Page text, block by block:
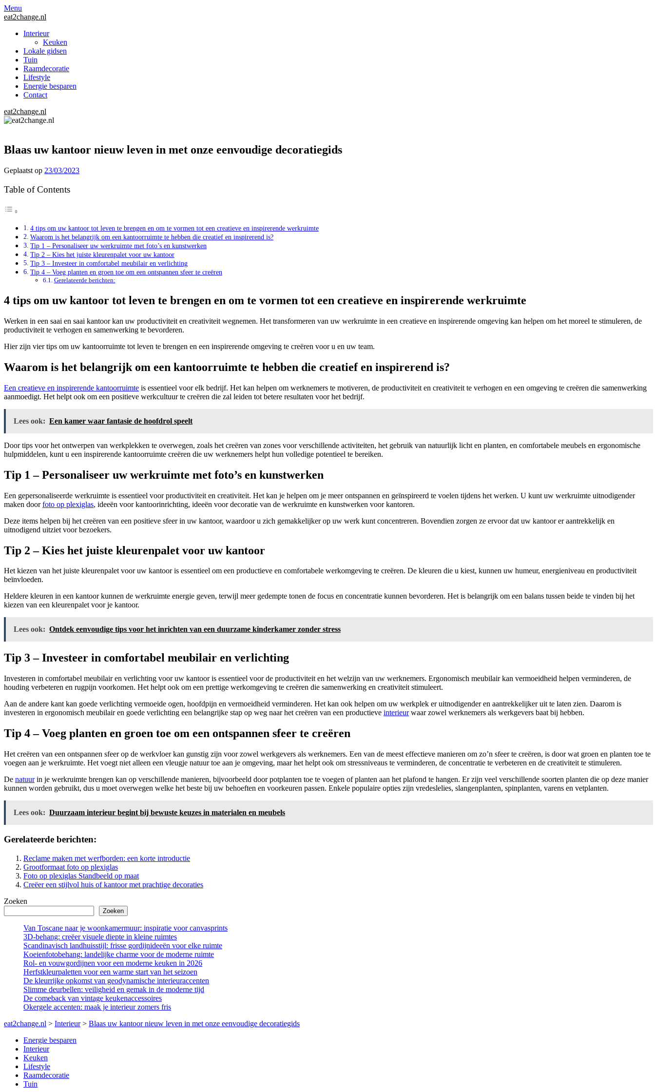
Menu
eat2change.nl
Interieur
Keuken
Lokale gidsen
Tuin
Raamdecoratie
Lifestyle
Energie besparen
Contact
eat2change.nl
Blaas uw kantoor nieuw leven in met onze eenvoudige decoratiegids
Geplaatst op 23/03/2023
Table of Contents
4 tips om uw kantoor tot leven te brengen en om te vormen tot een creatieve en inspirerende werkruimte
Waarom is het belangrijk om een kantoorruimte te hebben die creatief en inspirerend is?
Tip 1 – Personaliseer uw werkruimte met foto’s en kunstwerken
Tip 2 – Kies het juiste kleurenpalet voor uw kantoor
Tip 3 – Investeer in comfortabel meubilair en verlichting
Tip 4 – Voeg planten en groen toe om een ontspannen sfeer te creëren
Gerelateerde berichten:
4 tips om uw kantoor tot leven te brengen en om te vormen tot een creatieve en inspirerende werkruimte
Werken in een saai en saai kantoor kan uw productiviteit en creativiteit wegnemen. Het transformeren van uw werkruimte in een creatieve en inspirerende omgeving kan helpen om het moreel te stimuleren, de
productiviteit te verhogen en samenwerking te bevorderen.
Hier zijn vier tips om uw kantoorruimte tot leven te brengen en een inspirerende omgeving te creëren voor u en uw team.
Waarom is het belangrijk om een kantoorruimte te hebben die creatief en inspirerend is?
Een creatieve en inspirerende kantoorruimte is essentieel voor elk bedrijf. Het kan helpen om werknemers te motiveren, de productiviteit en creativiteit te verhogen en een omgeving te creëren die samenwerking
aanmoedigt. Het helpt ook om een positieve werkcultuur te creëren die zal leiden tot betere resultaten voor het bedrijf.
Lees ook: Een kamer waar fantasie de hoofdrol speelt
Door tips voor het ontwerpen van werkplekken te overwegen, zoals het creëren van zones voor verschillende activiteiten, het gebruik van natuurlijk licht en planten, en comfortabele meubels en ergonomische
hulpmiddelen, kunt u een inspirerende kantoorruimte creëren die uw werknemers helpt hun volledige potentieel te bereiken.
Tip 1 – Personaliseer uw werkruimte met foto’s en kunstwerken
Een gepersonaliseerde werkruimte is essentieel voor productiviteit en creativiteit. Het kan je helpen om je meer ontspannen en geïnspireerd te voelen tijdens het werken. U kunt uw werkruimte uitnodigender
maken doorfoto op plexiglas, ideeën voor kantoorinrichting, ideeën voor decoratie van de werkruimte en kunstwerken voor kantoren.
Deze items helpen bij het creëren van een positieve sfeer in uw kantoor, waardoor u zich gemakkelijker op uw werk kunt concentreren. Bovendien zorgen ze ervoor dat uw kantoor er aantrekkelijk en
uitnodigend uitziet voor bezoekers.
Tip 2 – Kies het juiste kleurenpalet voor uw kantoor
Het kiezen van het juiste kleurenpalet voor uw kantoor is essentieel om een productieve en comfortabele werkomgeving te creëren. De kleuren die u kiest, kunnen uw humeur, energieniveau en productiviteit
beïnvloeden.
Heldere kleuren in een kantoor kunnen de werkruimte energie geven, terwijl meer gedempte tonen de focus en concentratie kunnen bevorderen. Het is belangrijk om een balans tussen beide te vinden bij het
kiezen van een kleurenpalet voor je kantoor.
Lees ook: Ontdek eenvoudige tips voor het inrichten van een duurzame kinderkamer zonder stress
Tip 3 – Investeer in comfortabel meubilair en verlichting
Investeren in comfortabel meubilair en verlichting voor uw kantoor is essentieel voor de productiviteit en het welzijn van uw werknemers. Ergonomisch meubilair kan vermoeidheid helpen verminderen, de
houding verbeteren en rugpijn voorkomen. Het helpt ook om een prettige werkomgeving te creëren die samenwerking en creativiteit stimuleert.
Aan de andere kant kan goede verlichting vermoeide ogen, hoofdpijn en vermoeidheid verminderen. Het kan ook helpen om uw werkplek er uitnodigender en aantrekkelijker uit te laten zien. Daarom is
investeren in ergonomisch meubilair en goede verlichting een belangrijke stap op weg naar het creëren van een productieve interieurwaar zowel werknemers als werkgevers baat bij hebben.
Tip 4 – Voeg planten en groen toe om een ontspannen sfeer te creëren
Het creëren van een ontspannen sfeer op de werkvloer kan gunstig zijn voor zowel werkgevers als werknemers. Een van de meest effectieve manieren om zo’n sfeer te creëren, is door wat groen en planten toe te
voegen aan je werkruimte. Het voegt niet alleen een vleugje natuur toe aan je omgeving, maar het helpt ook om stressniveaus te verminderen, de concentratie te verbeteren en de creativiteit te stimuleren.
De natuurin je werkruimte brengen kan op verschillende manieren, bijvoorbeeld door potplanten toe te voegen of planten aan het plafond te hangen. Er zijn veel verschillende soorten planten die op deze manier
kunnen worden gebruikt, dus u moet overwegen welke het beste bij uw behoeften en voorkeuren passen. Enkele populaire opties zijn vredeslelies, slangenplanten, spinplanten, varens en vetplanten.
Lees ook: Duurzaam interieur begint bij bewuste keuzes in materialen en meubels
Gerelateerde berichten:
Reclame maken met werfborden: een korte introductie
Grootformaat foto op plexiglas
Foto op plexiglas Standbeeld op maat
Creëer een stijlvol huis of kantoor met prachtige decoraties
Zoeken
Zoeken
Van Toscane naar je woonkamermuur: inspiratie voor canvasprints
3D-behang: creëer visuele diepte in kleine ruimtes
Scandinavisch landhuisstijl: frisse gordijnideeën voor elke ruimte
Koeienfotobehang: landelijke charme voor de moderne ruimte
Rol- en vouwgordijnen voor een moderne keuken in 2026
Herfstkleurpaletten voor een warme start van het seizoen
De kleurrijke opkomst van geodynamische interieuraccenten
Slimme deurbellen: veiligheid en gemak in de moderne tijd
De comeback van vintage keukenaccessoires
Okergele accenten: maak je interieur zomers fris
eat2change.nl > Interieur> Blaas uw kantoor nieuw leven in met onze eenvoudige decoratiegids
Energie besparen
Interieur
Keuken
Lifestyle
Raamdecoratie
Tuin